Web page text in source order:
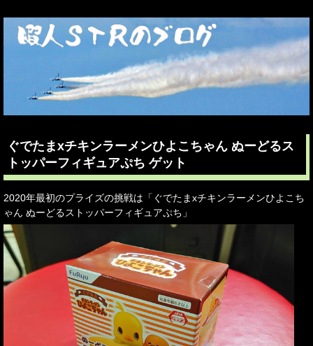
ぐでたまxチキンラーメンひよこちゃん ぬーどるス
トッパーフィギュアぷち ゲット
2020年最初のプライズの挑戦は「ぐでたまxチキンラーメンひよこち
ゃん ぬーどるストッパーフィギュアぷち」